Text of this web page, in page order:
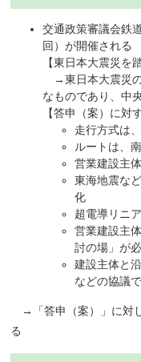
交通政策審議会鉄
回）が開催される
【東日本大震災を
→東日本大震災の
なものであり、中
【答申（案）に対
走行方式は
ルートは、
営業建設主
東海地震な
化
超電導リニ
営業建設主
討の場」が
建設主体と
などの協議
→「答申（案）」に対
る